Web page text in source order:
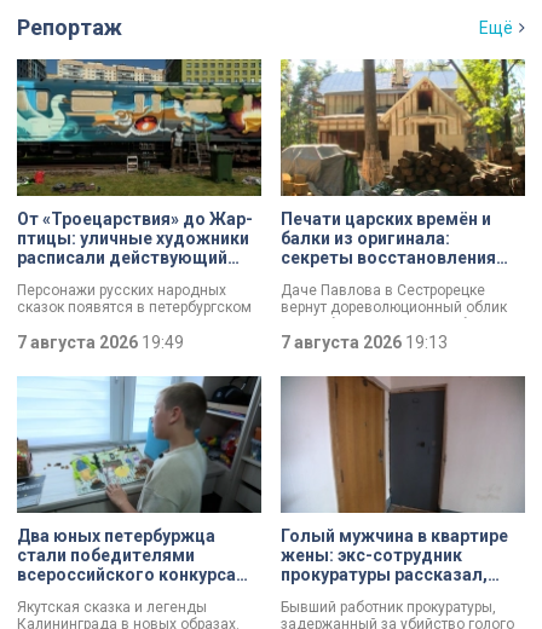
Репортаж Ещё
От «Троецарствия» до Жар-
птицы: уличные художники
расписали действующий
Персонажи русских народных
сказок появятся в петербургском
«Выборгское» завершился
уличных художников страны — от
Краснодара до Владивостока.
Мастерам передали в полное
распоряжение шесть
действующих вагонов, и те
превратили их в настоящие арт-
объекты. Результат доказал:
баллончик с краской в руках
профессионала — это не порча
имущества, а яркий стрит-арт,
который не имеет ничего общего с
вандализмом.
7 августа 2026 19:49
Печати царских времён и
балки из оригинала:
секреты восстановления
Даче Павлова в Сестрорецке
вернут дореволюционный облик
метр». Это льготная арендная
инвестора сразу после того, как он
отреставрирует объект за свой
счёт. По словам губернатора
Александра Беглова, срок
договора рассчитан на 49 лет, из
которых за семь арендатор
должен полностью выполнить все
обязательства. Как
восстанавливают яркий пример
деревянного модерна и почему
эта история уникальна?
7 августа 2026 19:13
Два юных петербуржца
стали победителями
всероссийского конкурса
Якутская сказка и легенды
Калининграда в новых образах.
Голый мужчина в квартире
жены: экс-сотрудник
прокуратуры рассказал,
Бывший работник прокуратуры,
задержанный за убийство голого